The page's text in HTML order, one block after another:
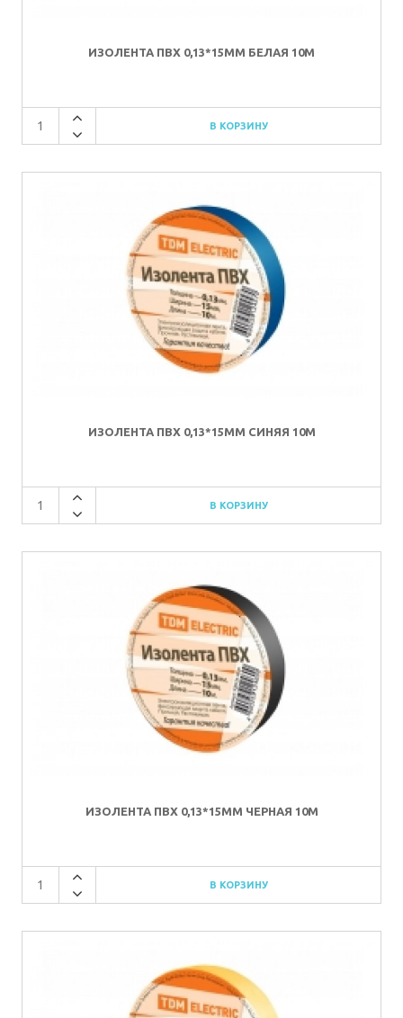
ИЗОЛЕНТА ПВХ 0,13*15ММ БЕЛАЯ 10М
ИЗОЛЕНТА ПВХ 0,13*15ММ СИНЯЯ 10М
ИЗОЛЕНТА ПВХ 0,13*15ММ ЧЕРНАЯ 10М